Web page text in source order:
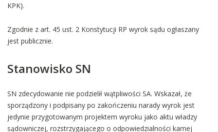
KPK).
Zgodnie z art. 45 ust. 2 Konstytucji RP wyrok sądu ogłaszany
jest publicznie.
Stanowisko SN
SN zdecydowanie nie podzielił wątpliwości SA. Wskazał, że
sporządzony i podpisany po zakończeniu narady wyrok jest
jedynie przygotowanym projektem wyroku jako aktu władzy
sądowniczej, rozstrzygającego o odpowiedzialności karnej